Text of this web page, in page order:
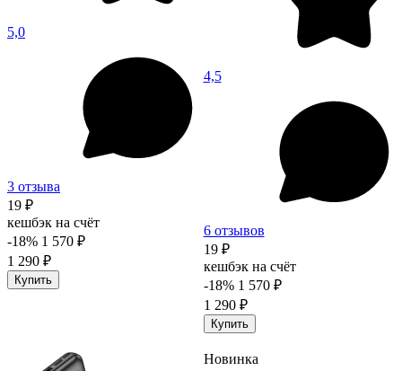
5,0
3 отзыва
19 ₽
кешбэк на счёт
-18% 1 570 ₽
1 290 ₽
Купить
4,5
6 отзывов
19 ₽
кешбэк на счёт
-18% 1 570 ₽
1 290 ₽
Купить
Новинка